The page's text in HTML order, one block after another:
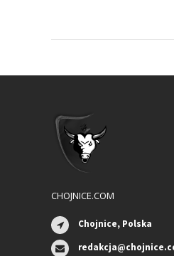
CHOJNICE.COM
Chojnice, Polska